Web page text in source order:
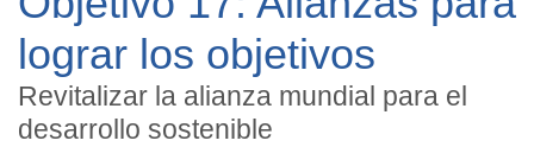
lograr los objetivos
Revitalizar la alianza mundial para el
desarrollo sostenible